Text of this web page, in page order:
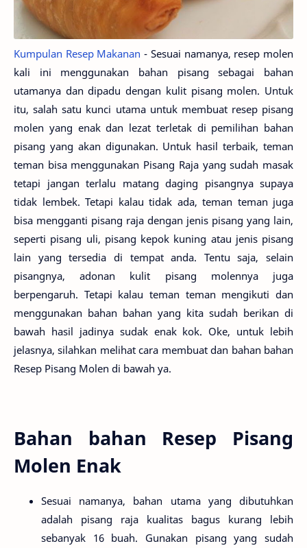
Kumpulan Resep Makanan - Sesuai namanya, resep molen
kali ini menggunakan bahan pisang sebagai bahan
utamanya dan dipadu dengan kulit pisang molen. Untuk
itu, salah satu kunci utama untuk membuat resep pisang
molen yang enak dan lezat terletak di pemilihan bahan
pisang yang akan digunakan. Untuk hasil terbaik, teman
teman bisa menggunakan Pisang Raja yang sudah masak
tetapi jangan terlalu matang daging pisangnya supaya
tidak lembek. Tetapi kalau tidak ada, teman teman juga
bisa mengganti pisang raja dengan jenis pisang yang lain,
seperti pisang uli, pisang kepok kuning atau jenis pisang
lain yang tersedia di tempat anda. Tentu saja, selain
pisangnya, adonan kulit pisang molennya juga
berpengaruh. Tetapi kalau teman teman mengikuti dan
menggunakan bahan bahan yang kita sudah berikan di
bawah hasil jadinya sudak enak kok. Oke, untuk lebih
jelasnya, silahkan melihat cara membuat dan bahan bahan
Resep Pisang Molen di bawah ya.
Bahan bahan Resep Pisang
Molen Enak
Sesuai namanya, bahan utama yang dibutuhkan
adalah pisang raja kualitas bagus kurang lebih
sebanyak 16 buah. Gunakan pisang yang sudah